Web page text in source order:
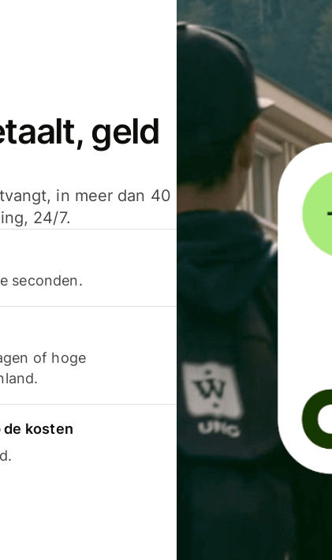
geld
in meer dan 40
24/7.
seconden.
of hoge
de kosten